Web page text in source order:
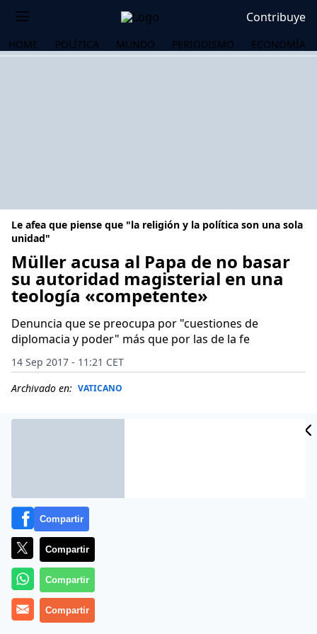
Contribuye
HOME POLÍTICA MUNDO PERIODISMO ECONOMÍA
Le afea que piense que "la religión y la política son una sola
unidad"
Müller acusa al Papa de no basar
su autoridad magisterial en una
teología «competente»
Denuncia que se preocupa por "cuestiones de
diplomacia y poder" más que por las de la fe
14 Sep 2017 - 11:21 CET
Archivado en: VATICANO
Cameron Doody
Compartir
Compartir
Compartir
Compartir